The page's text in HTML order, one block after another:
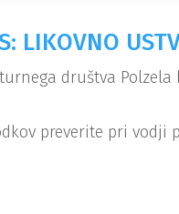
LIKOVNO
društva
preverite pri vodji